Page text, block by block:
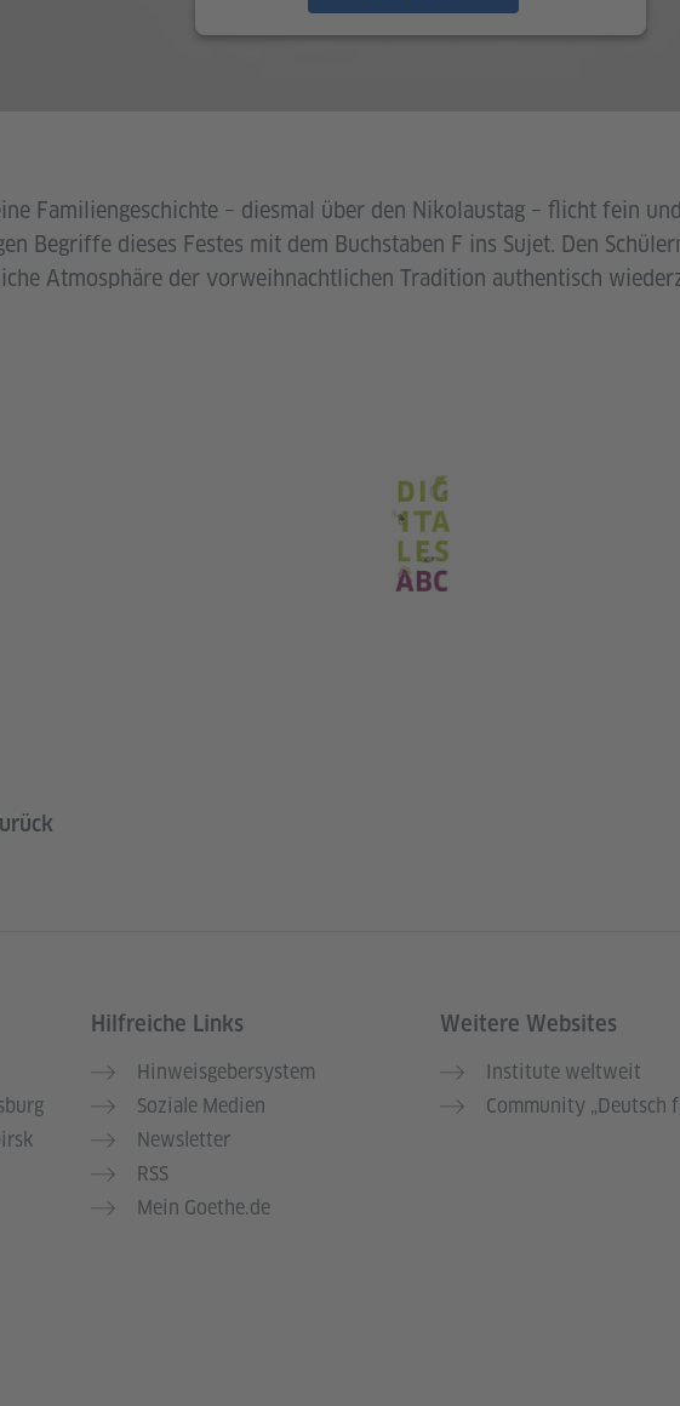
Familiengeschichte – diesmal über den Nikolaustag – flicht fein
Begriffe dieses Festes mit dem Buchstaben F ins Sujet. Den
Atmosphäre der vorweihnachtlichen Tradition authentisch
Hilfreiche Links
Hinweisgebersystem
Soziale Medien
Newsletter
RSS
Mein Goethe.de
Weitere Websites
Institute weltweit
Community „Deutsch